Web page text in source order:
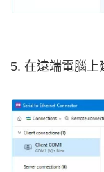
5. 在遠端電腦上